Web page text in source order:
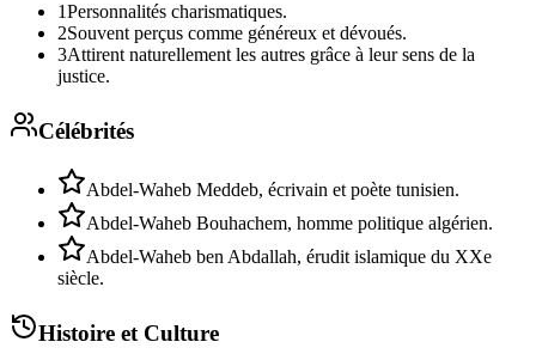
1Personnalités charismatiques.
2Souvent perçus comme généreux et dévoués.
3Attirent naturellement les autres grâce à leur sens de la
justice.
Célébrités
Abdel-Waheb Meddeb, écrivain et poète tunisien.
Abdel-Waheb Bouhachem, homme politique algérien.
Abdel-Waheb ben Abdallah, érudit islamique du XXe
siècle.
Histoire et Culture